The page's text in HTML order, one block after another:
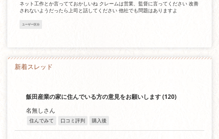
ネット工作とか言ってておかしいね クレームは営業、監督に言ってください 改善
されないようだったら上司と話してください 他社でも問題はありますよ
ユーザー区分
新着スレッド
飯田産業の家に住んでいる方の意見をお願いします(120)
名無しさん
住んでみて 口コミ評判 購入後